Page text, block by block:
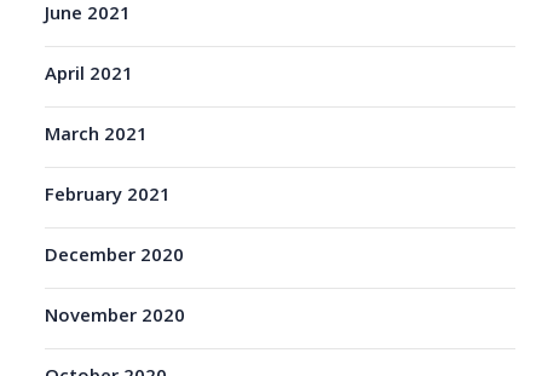
June 2021
April 2021
March 2021
February 2021
December 2020
November 2020